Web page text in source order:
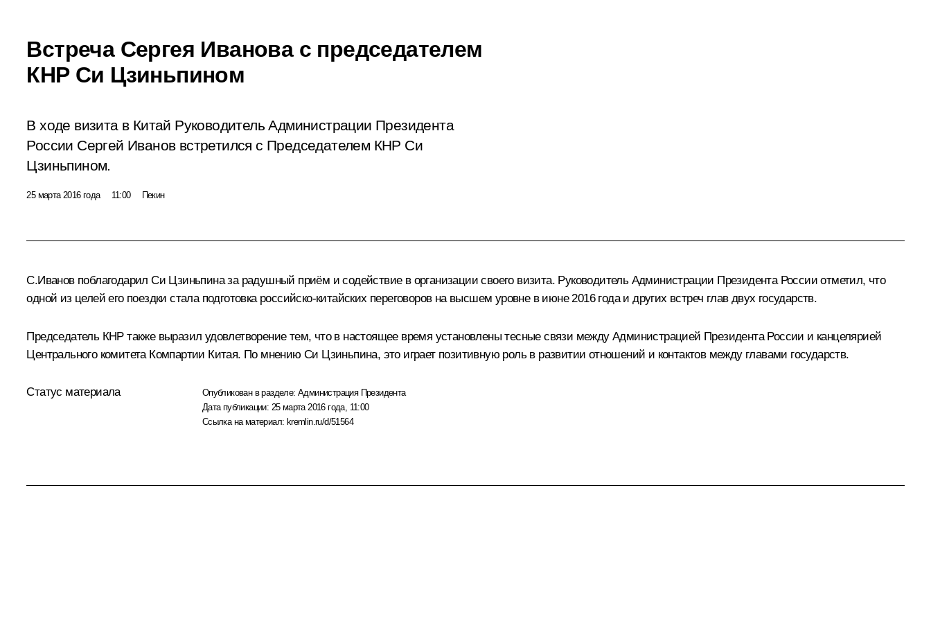
Встреча Сергея Иванова с председателем
КНР Си Цзиньпином
В ходе визита в Китай Руководитель Администрации Президента
России Сергей Иванов встретился с Председателем КНР Си
Цзиньпином.
25 марта 2016 года 11:00 Пекин
С.ИвановпоблагодарилСи Цзиньпиназа радушный приём и содействие в организации своего визита. Руководитель Администрации Президента России отметил, что
одной из целей его поездки стала подготовка российско-китайских переговоров на высшем уровне в июне 2016 года и других встреч глав двух государств.
Председатель КНР также выразил удовлетворение тем, что в настоящее время установлены тесные связи между Администрацией Президента России и канцелярией
Центрального комитета Компартии Китая. По мнению Си Цзиньпина, это играет позитивную роль в развитии отношений и контактов между главами государств.
Статус материала Опубликован в разделе:Администрация Президента
Дата публикации: 25 марта 2016 года, 11:00
Ссылка на материал: kremlin.ru/d/51564